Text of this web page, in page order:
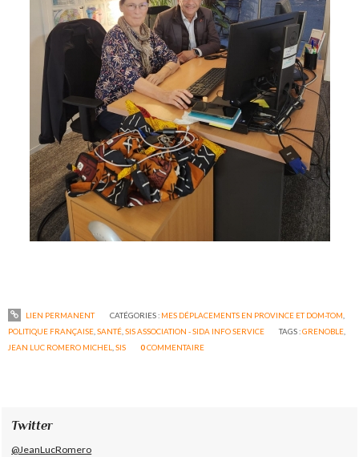
LIEN PERMANENT CATÉGORIES : MES DÉPLACEMENTS EN PROVINCE ET DOM-TOM
POLITIQUE FRANÇAISE ,SANTÉ ,SIS ASSOCIATION - SIDA INFO SERVICE TAGS :GRENOBLE
JEAN LUC ROMERO MICHEL ,SIS 0COMMENTAIRE
Twitter
@JeanLucRomero